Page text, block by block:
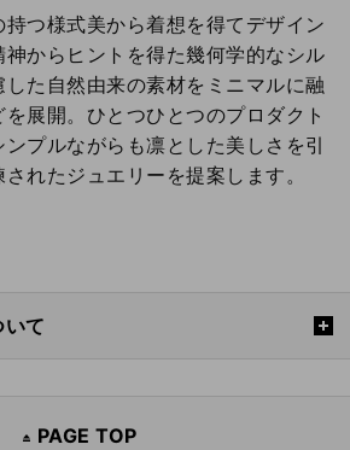
つ様式美から着想を得てデザイン
神からヒントを得た幾何学的なシル
た自然由来の素材をミニマルに融
展開。ひとつひとつのプロダクト
プルながらも凛とした美しさを引
れたジュエリーを提案します。
て
PAGE TOP